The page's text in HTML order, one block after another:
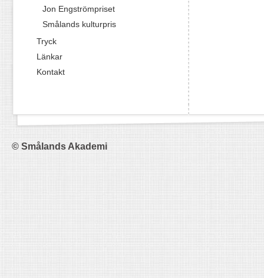
Jon Engströmpriset
Smålands kulturpris
Tryck
Länkar
Kontakt
© Smålands Akademi